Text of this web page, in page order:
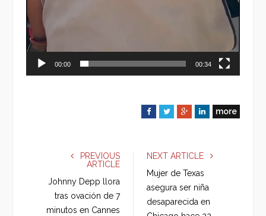
00:00 00:34
F
e
k
T
G
g
L
n
more
PREVIOUS
ARTICLE
Johnny Depp llora
tras ovación de 7
minutos en Cannes
NEXT ARTICLE
Mujer de Texas
asegura ser niña
desaparecida en